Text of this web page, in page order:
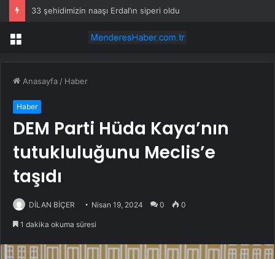
33 şehidimizin naaşı Erdal’ın siperi oldu
Menü
Anasayfa / Haber
Haber
DEM Parti Hüda Kaya’nın
tutukluluğunu Meclis’e
taşıdı
DİLAN BİÇER Nisan 19, 2024 0 0
1 dakika okuma süresi